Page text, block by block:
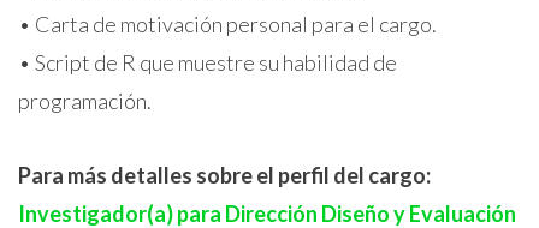
• Carta de motivación personal para el cargo.
• Script de R que muestre su habilidad de
programación.
Para más detalles sobre el perfil del cargo:
Investigador(a) para Dirección Diseño y Evaluación